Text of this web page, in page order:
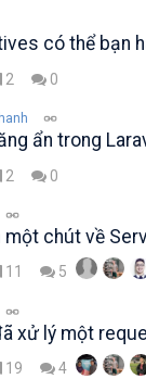
có thể bạn
2 0
ẩn trong
2 0
một chút về
11 5
xử lý một
19 4